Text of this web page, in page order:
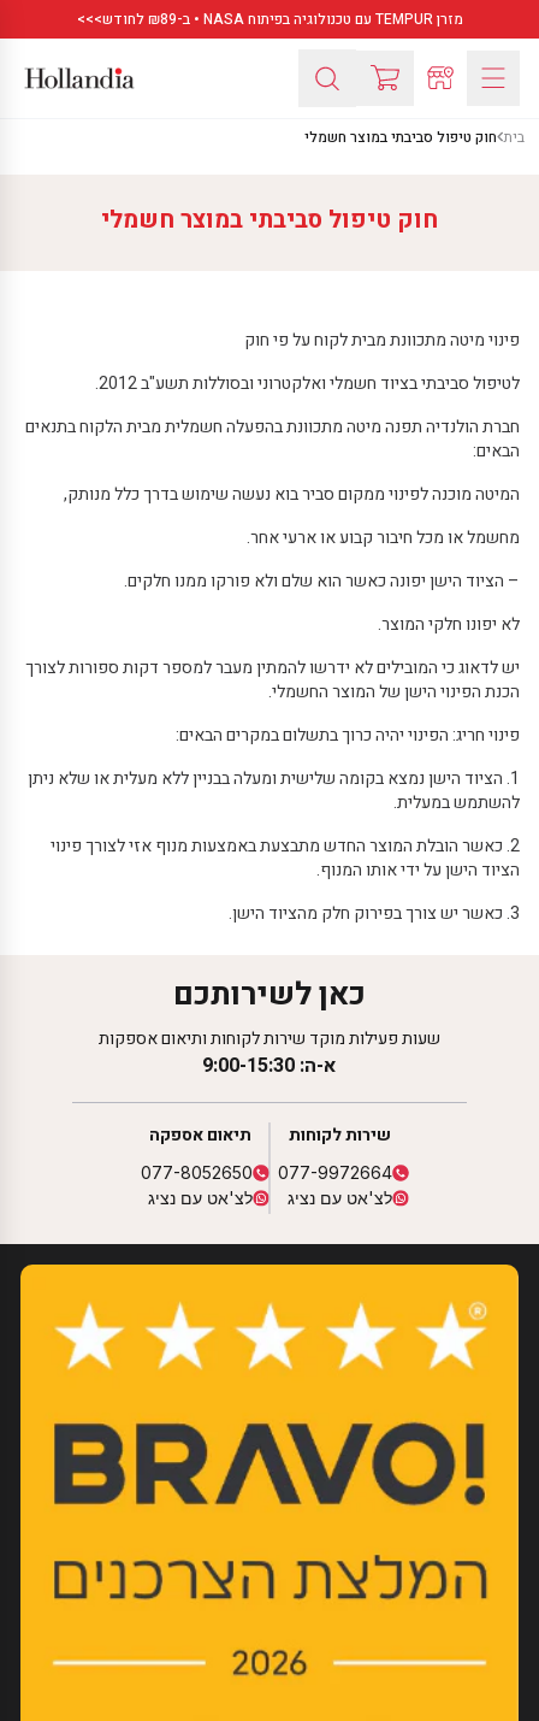
מזרן TEMPUR עם טכנולוגיה בפיתוח NASA • ב-₪89 לחודש>>>
בית חוק טיפול סביבתי במוצר חשמלי
חוק טיפול סביבתי במוצר חשמלי
פינוי מיטה מתכוונת מבית לקוח על פי חוק
לטיפול סביבתי בציוד חשמלי ואלקטרוני ובסוללות תשע"ב 2012.
חברת הולנדיה תפנה מיטה מתכוונת בהפעלה חשמלית מבית הלקוח בתנאים
הבאים:
המיטה מוכנה לפינוי ממקום סביר בוא נעשה שימוש בדרך כלל מנותק,
מחשמל או מכל חיבור קבוע או ארעי אחר.
– הציוד הישן יפונה כאשר הוא שלם ולא פורקו ממנו חלקים.
לא יפונו חלקי המוצר.
יש לדאוג כי המובילים לא ידרשו להמתין מעבר למספר דקות ספורות לצורך
הכנת הפינוי הישן של המוצר החשמלי.
פינוי חריג: הפינוי יהיה כרוך בתשלום במקרים הבאים:
1. הציוד הישן נמצא בקומה שלישית ומעלה בבניין ללא מעלית או שלא ניתן
להשתמש במעלית.
2. כאשר הובלת המוצר החדש מתבצעת באמצעות מנוף אזי לצורך פינוי
הציוד הישן על ידי אותו המנוף.
3. כאשר יש צורך בפירוק חלק מהציוד הישן.
כאן לשירותכם
שעות פעילות מוקד שירות לקוחות ותיאום אספקות
א-ה: 9:00-15:30
שירות לקוחות
077-9972664
לצ'אט עם נציג
תיאום אספקה
077-8052650
לצ'אט עם נציג